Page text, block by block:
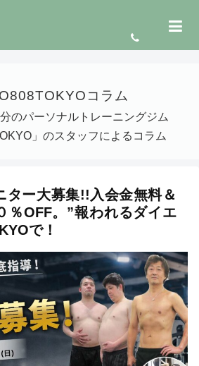
コラム
のパーソナルトレーニングジム
」のスタッフによるコラム
ター大募集!!入会金無料＆
％OFF。”報われるダイエ
で！